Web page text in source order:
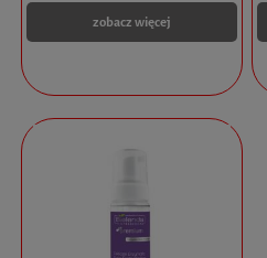
zobacz więcej